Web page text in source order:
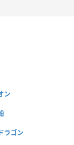
ン
ラゴン